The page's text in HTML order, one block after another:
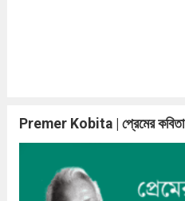
Premer Kobita | প্রেমের কবিতা